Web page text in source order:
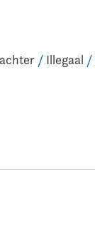
/ Illegaal /